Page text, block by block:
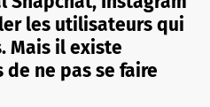
les utilisateurs qui
Mais il existe
ne pas se faire